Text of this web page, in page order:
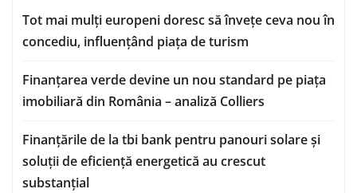
Tot mai mulți europeni doresc să învețe ceva nou în
concediu, influențând piața de turism
Finanțarea verde devine un nou standard pe piața
imobiliară din România – analiză Colliers
Finanțările de la tbi bank pentru panouri solare și
soluții de eficiență energetică au crescut
substanțial